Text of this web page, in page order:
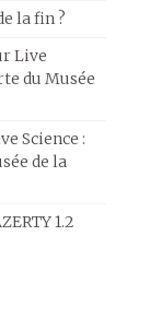
la fin ?
Live
du Musée
Science :
de la
1.2